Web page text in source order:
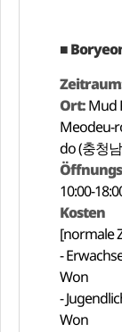
■
Ort:Mud
Meodeu-
do (충청
10:00-
Kosten
[normale
-
Won
-
Won